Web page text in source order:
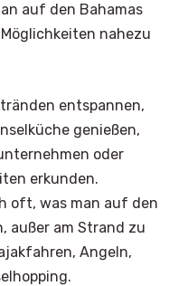
auf den Bahamas
nahezu
entspannen,
genießen,
oder
erkunden.
oft, was man auf den
außer am Strand zu
Angeln,